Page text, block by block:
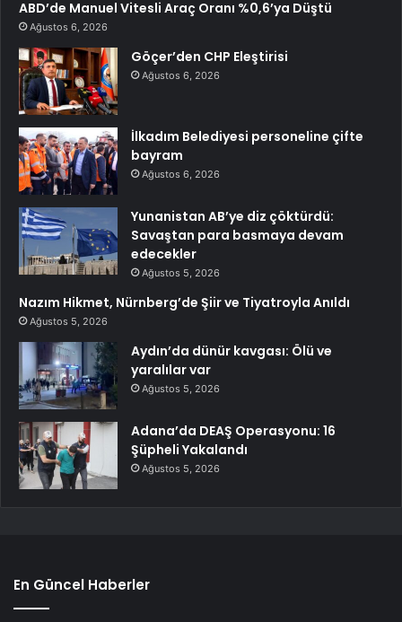
ABD’de Manuel Vitesli Araç Oranı %0,6’ya Düştü
Ağustos 6, 2026
Göçer’den CHP Eleştirisi
Ağustos 6, 2026
İlkadım Belediyesi personeline çifte
bayram
Ağustos 6, 2026
Yunanistan AB’ye diz çöktürdü:
Savaştan para basmaya devam
edecekler
Ağustos 5, 2026
Nazım Hikmet, Nürnberg’de Şiir ve Tiyatroyla Anıldı
Ağustos 5, 2026
Aydın’da dünür kavgası: Ölü ve
yaralılar var
Ağustos 5, 2026
Adana’da DEAŞ Operasyonu: 16
Şüpheli Yakalandı
Ağustos 5, 2026
En Güncel Haberler